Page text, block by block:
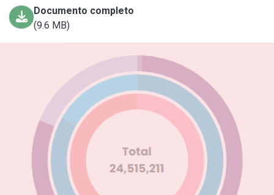
Documento completo
(9.6 MB)